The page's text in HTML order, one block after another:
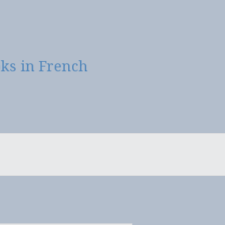
in French